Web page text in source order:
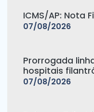
ICMS/AP: Nota
07/08/2026
Prorrogada
hospitais
07/08/2026